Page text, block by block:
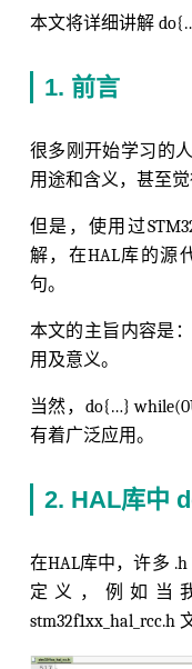
本文将详细讲解
1. 前言
很多刚开始学习的
用途和含义，甚至
但是，使用过
解，在HAL库的源
句。
本文的主旨内容是
用及意义。
当然，do{…}
有着广泛应用。
2. HAL库中
在HAL库中，许多
定义，例如当
stm32f1xx_hal_rcc.h